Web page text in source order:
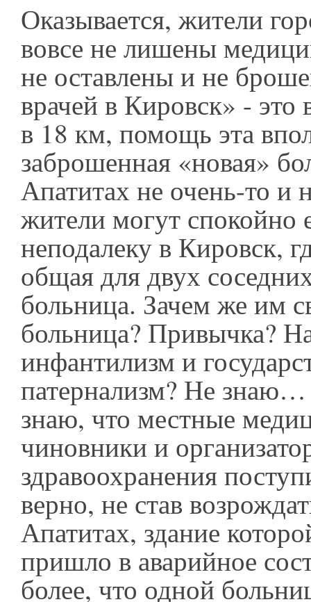
Оказывается, жители
вовсе не лишены
не оставлены и не
врачей в Кировск» - это
в 18 км, помощь эта
заброшенная «новая»
Апатитах не очень-то и
жители могут спокойно
неподалеку в Кировск,
общая для двух
больница. Зачем же им
больница? Привычка?
инфантилизм и
патернализм? Не
знаю, что местные
чиновники и
здравоохранения
верно, не став
Апатитах, здание
пришло в аварийное
более, что одной